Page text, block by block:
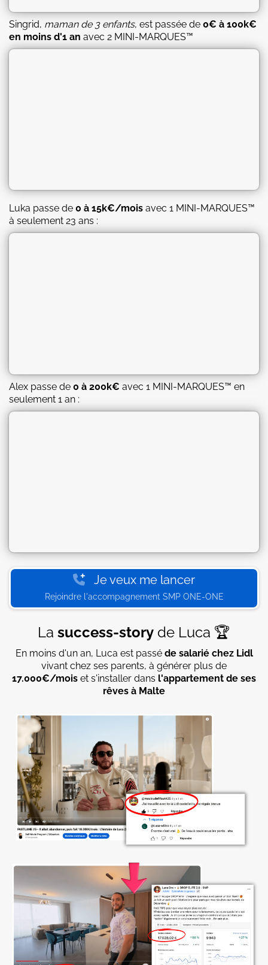
Singrid, maman de 3 enfants, est passée de 0€ à 100k€
en moins d'1 an avec 2 MINI-MARQUES™
Luka passe de 0 à 15k€/mois avec 1 MINI-MARQUES™
à seulement 23 ans :
Alex passe de 0 à 200k€ avec 1 MINI-MARQUES™ en
seulement 1 an :
Je veux me lancer
Rejoindre l'accompagnement SMP ONE-ONE
La success-story de Luca 🏆
En moins d'un an, Luca est passé de salarié chez Lidl
vivant chez ses parents, à générer plus de
17.000€/mois et s'installer dans l'appartement de ses
rêves à Malte